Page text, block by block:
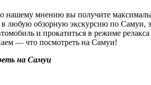
нашему мнению вы получите
любую обзорную экскурсию по Самуи,
и прокатиться в режиме
— что посмотреть на Самуи!
на Самуи